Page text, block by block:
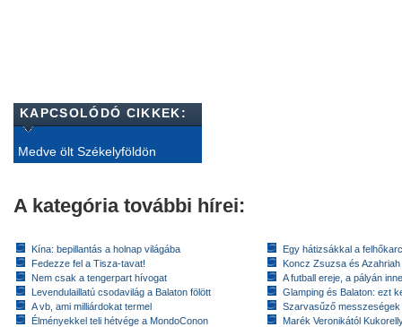
KAPCSOLÓDÓ CIKKEK:
Medve ölt Székelyföldön
A kategória további hírei:
Kína: bepillantás a holnap világába
Fedezze fel a Tisza-tavat!
Nem csak a tengerpart hívogat
Levendulaillatú csodavilág a Balaton fölött
A vb, ami milliárdokat termel
Élményekkel teli hétvége a MondoConon
Egy hátizsákkal a
Koncz Zsuzsa és
A futball ereje, a pályán
Glamping és Balaton: ezt
Szarvasűző messzeségek
Marék Veronikától